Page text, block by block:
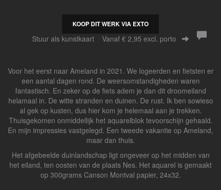
KOOP DIT WERK VIA EXTO
Stuur als kunstkaart Vanaf € 2,95 excl. porto
Voor het eerst naar Ameland in 2021. We logeerden en fietsten er
een aantal dagen rond. De weersomstandigheden waren
fantastisch. En zeker op de fiets adem je dan dit droomeiland
helamaal in. De witte stranden en duinen. De rust. Ik ben sowieso
al gek op kusten, dus hier kom je helemaal aan je trekken.
Thuisgekomen onmiddellijk het aquarelblok tevoorschijn gehaald.
En mijn impressies vastgelegd. Een tweede vakantie op Ameland,
maar dan thuis.
Het afgebeelde duinlandschap ligt ongeveer op het midden van
het eiland, ten oosten van de plaats Nes. Het aquarel is gemaakt
op 300grams Canson Montval papier, 24x32.